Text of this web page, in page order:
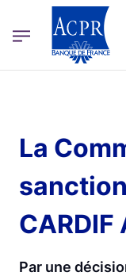
ACPR Menu Principal
La
CARDIF
Par une